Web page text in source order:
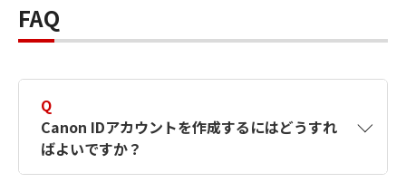
FAQ
Q
Canon IDアカウントを作成するにはどうすれ
ばよいですか？